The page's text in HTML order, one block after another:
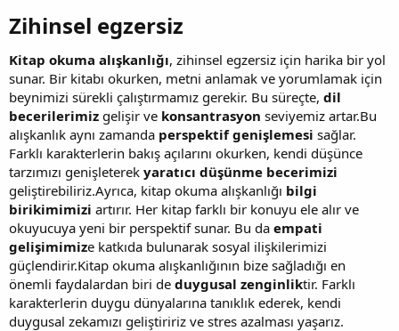
Zihinsel egzersiz​
Kitap okuma alışkanlığı, zihinsel egzersiz için harika bir yol
sunar. Bir kitabı okurken, metni anlamak ve yorumlamak için
beynimizi sürekli çalıştırmamız gerekir. Bu süreçte, dil
becerilerimiz gelişir ve konsantrasyon seviyemiz artar.Bu
alışkanlık aynı zamanda perspektif genişlemesi sağlar.
Farklı karakterlerin bakış açılarını okurken, kendi düşünce
tarzımızı genişleterek yaratıcı düşünme becerimizi
geliştirebiliriz.Ayrıca, kitap okuma alışkanlığı bilgi
birikimimizi artırır. Her kitap farklı bir konuyu ele alır ve
okuyucuya yeni bir perspektif sunar. Bu da empati
gelişimimize katkıda bulunarak sosyal ilişkilerimizi
güçlendirir.Kitap okuma alışkanlığının bize sağladığı en
önemli faydalardan biri de duygusal zenginliktir. Farklı
karakterlerin duygu dünyalarına tanıklık ederek, kendi
duygusal zekamızı geliştiririz ve stres azalması yaşarız.